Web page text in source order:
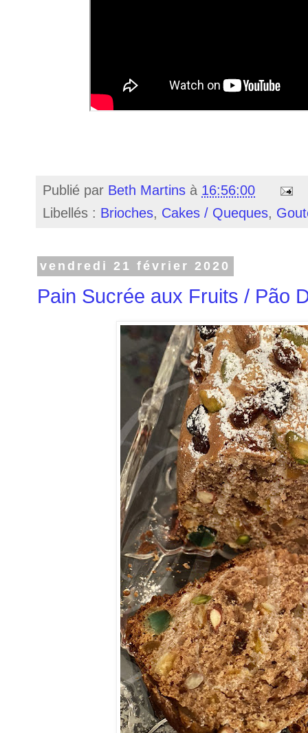
Publié par Beth Martins à 16:56:00
Libellés : Brioches, Cakes / Queques,
vendredi 21 février 2020
Pain Sucrée aux Fruits / Pão